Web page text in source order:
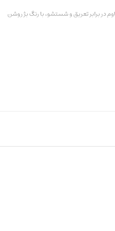
در برابر تعریق و شستشو، با رنگ بژ روشن